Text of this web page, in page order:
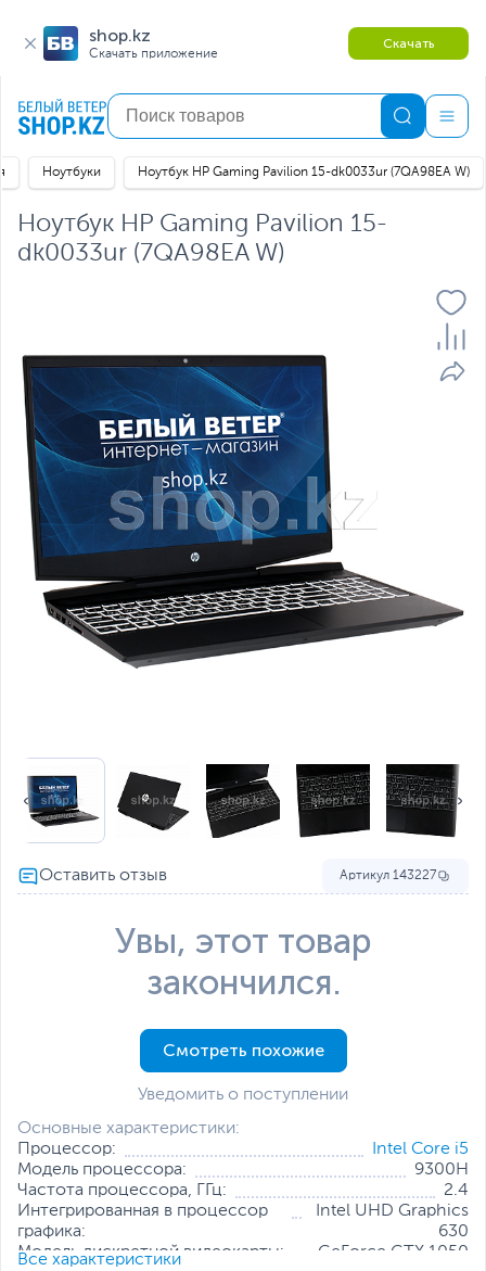
shop.kz
Скачать приложение
Скачать
Ноутбуки Ноутбук HP Gaming Pavilion 15-dk0033ur (7QA98EA W)
Ноутбук HP Gaming Pavilion 15-
dk0033ur (7QA98EA W)
Основные характеристики:
Процессор:
Intel Core i5
Модель процессора:
9300H
Частота процессора, ГГц:
2.4
Интегрированная в процессор
графика:
Intel UHD Graphics
630
Модель дискретной видеокарты:
GeForce GTX 1050
Все характеристики
Артикул 143227
Увы, этот товар
закончился.
Смотреть похожие
Уведомить о поступлении